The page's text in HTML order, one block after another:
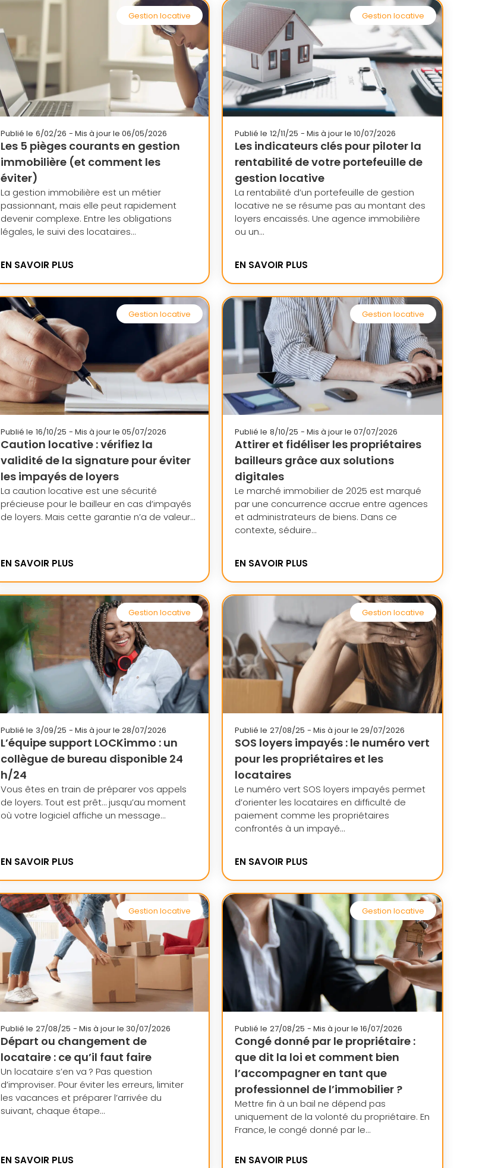
Gestion locative
Publié le 6/02/26 - Mis à jour le 06/05/2026
Les 5 pièges courants en gestion
immobilière (et comment les
éviter)
La gestion immobilière est un métier
passionnant, mais elle peut rapidement
devenir complexe. Entre les obligations
légales, le suivi des locataires...
EN SAVOIR PLUS
Gestion locative
Publié le 12/11/25 - Mis à jour le 10/07/2026
Les indicateurs clés pour piloter la
rentabilité de votre portefeuille de
gestion locative
La rentabilité d’un portefeuille de gestion
locative ne se résume pas au montant des
loyers encaissés. Une agence immobilière
ou un...
EN SAVOIR PLUS
Gestion locative
Publié le 16/10/25 - Mis à jour le 05/07/2026
Caution locative : vérifiez la
validité de la signature pour éviter
les impayés de loyers
La caution locative est une sécurité
précieuse pour le bailleur en cas d’impayés
de loyers. Mais cette garantie n’a de valeur...
EN SAVOIR PLUS
Gestion locative
Publié le 8/10/25 - Mis à jour le 07/07/2026
Attirer et fidéliser les propriétaires
bailleurs grâce aux solutions
digitales
Le marché immobilier de 2025 est marqué
par une concurrence accrue entre agences
et administrateurs de biens. Dans ce
contexte, séduire...
EN SAVOIR PLUS
Gestion locative
Publié le 3/09/25 - Mis à jour le 28/07/2026
L’équipe support LOCKimmo : un
collègue de bureau disponible 24
h/24
Vous êtes en train de préparer vos appels
de loyers. Tout est prêt… jusqu’au moment
où votre logiciel affiche un message...
EN SAVOIR PLUS
Gestion locative
Publié le 27/08/25 - Mis à jour le 29/07/2026
SOS loyers impayés : le numéro vert
pour les propriétaires et les
locataires
Le numéro vert SOS loyers impayés permet
d’orienter les locataires en difficulté de
paiement comme les propriétaires
confrontés à un impayé...
EN SAVOIR PLUS
Gestion locative
Publié le 27/08/25 - Mis à jour le 30/07/2026
Départ ou changement de
locataire : ce qu’il faut faire
Un locataire s’en va ? Pas question
d’improviser. Pour éviter les erreurs, limiter
les vacances et préparer l’arrivée du
suivant, chaque étape...
EN SAVOIR PLUS
Gestion locative
Publié le 27/08/25 - Mis à jour le 16/07/2026
Congé donné par le propriétaire :
que dit la loi et comment bien
l’accompagner en tant que
professionnel de l’immobilier ?
Mettre fin à un bail ne dépend pas
uniquement de la volonté du propriétaire. En
France, le congé donné par le...
EN SAVOIR PLUS